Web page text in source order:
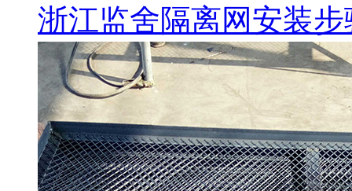
浙江监舍隔离网安装步